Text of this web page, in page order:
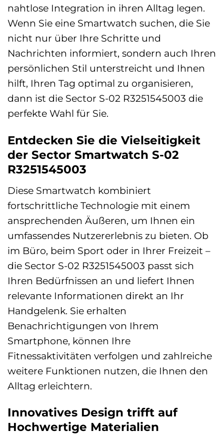
nahtlose Integration in ihren Alltag legen.
Wenn Sie eine Smartwatch suchen, die Sie
nicht nur über Ihre Schritte und
Nachrichten informiert, sondern auch Ihren
persönlichen Stil unterstreicht und Ihnen
hilft, Ihren Tag optimal zu organisieren,
dann ist die Sector S-02 R3251545003 die
perfekte Wahl für Sie.
Entdecken Sie die Vielseitigkeit
der Sector Smartwatch S-02
R3251545003
Diese Smartwatch kombiniert
fortschrittliche Technologie mit einem
ansprechenden Äußeren, um Ihnen ein
umfassendes Nutzererlebnis zu bieten. Ob
im Büro, beim Sport oder in Ihrer Freizeit –
die Sector S-02 R3251545003 passt sich
Ihren Bedürfnissen an und liefert Ihnen
relevante Informationen direkt an Ihr
Handgelenk. Sie erhalten
Benachrichtigungen von Ihrem
Smartphone, können Ihre
Fitnessaktivitäten verfolgen und zahlreiche
weitere Funktionen nutzen, die Ihnen den
Alltag erleichtern.
Innovatives Design trifft auf
Hochwertige Materialien